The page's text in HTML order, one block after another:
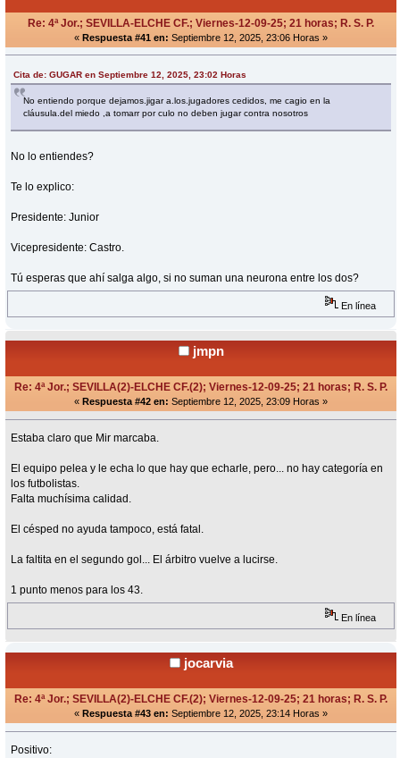
Re: 4ª Jor.; SEVILLA-ELCHE CF.; Viernes-12-09-25; 21 horas; R. S. P.
« Respuesta #41 en: Septiembre 12, 2025, 23:06 Horas »
Cita de: GUGAR en Septiembre 12, 2025, 23:02 Horas
No entiendo porque dejamos.jigar a.los.jugadores cedidos, me cagio en la
cláusula.del miedo ,a tomarr por culo no deben jugar contra nosotros
No lo entiendes?
Te lo explico:
Presidente: Junior
Vicepresidente: Castro.
Tú esperas que ahí salga algo, si no suman una neurona entre los dos?
En línea
jmpn
Re: 4ª Jor.; SEVILLA(2)-ELCHE CF.(2); Viernes-12-09-25; 21 horas; R. S. P.
« Respuesta #42 en: Septiembre 12, 2025, 23:09 Horas »
Estaba claro que Mir marcaba.
El equipo pelea y le echa lo que hay que echarle, pero... no hay categoría en
los futbolistas.
Falta muchísima calidad.
El césped no ayuda tampoco, está fatal.
La faltita en el segundo gol... El árbitro vuelve a lucirse.
1 punto menos para los 43.
En línea
jocarvia
Re: 4ª Jor.; SEVILLA(2)-ELCHE CF.(2); Viernes-12-09-25; 21 horas; R. S. P.
« Respuesta #43 en: Septiembre 12, 2025, 23:14 Horas »
Positivo: